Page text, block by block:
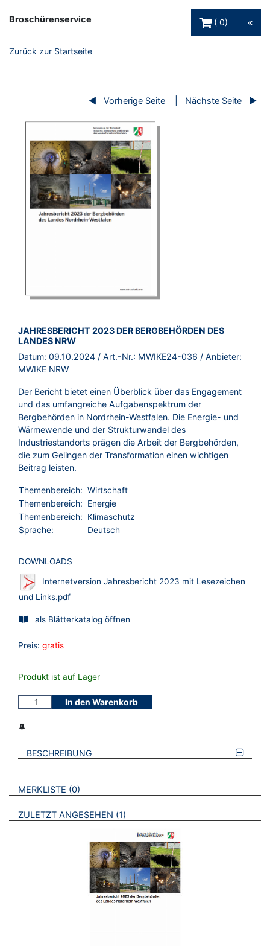
Broschürenservice
0
Zurück zur Startseite
Vorherige Seite Nächste Seite
BROSCHÜRE:
JAHRESBERICHT 2023 DER BERGBEHÖRDEN DES
LANDES NRW
Datum: 09.10.2024 / Art.-Nr.: MWIKE24-036 / Anbieter:
MWIKE NRW
Der Bericht bietet einen Überblick über das Engagement
und das umfangreiche Aufgabenspektrum der
Bergbehörden in Nordrhein-Westfalen. Die Energie- und
Wärmewende und der Strukturwandel des
Industriestandorts prägen die Arbeit der Bergbehörden,
die zum Gelingen der Transformation einen wichtigen
Beitrag leisten.
Themenbereich: Wirtschaft
Themenbereich:
Energie
Themenbereich:
Klimaschutz
Sprache:
Deutsch
DOWNLOADS
Internetversion Jahresbericht 2023 mit Lesezeichen
und Links.pdf
als Blätterkatalog öffnen
Preis: gratis
Produkt ist auf Lager
In den Warenkorb
BESCHREIBUNG
VERWEISE AUF VERMERKTE- ODER ZULETZT ANGESEHENE
MERKLISTE 0 BROSCHÜREN
ZULETZT ANGESEHEN 1 BROSCHÜREN